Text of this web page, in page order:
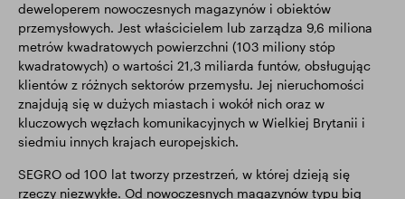
deweloperem nowoczesnych magazynów i obiektów
przemysłowych. Jest właścicielem lub zarządza 9,6 miliona
metrów kwadratowych powierzchni (103 miliony stóp
kwadratowych) o wartości 21,3 miliarda funtów, obsługując
klientów z różnych sektorów przemysłu. Jej nieruchomości
znajdują się w dużych miastach i wokół nich oraz w
kluczowych węzłach komunikacyjnych w Wielkiej Brytanii i
siedmiu innych krajach europejskich.
SEGRO od 100 lat tworzy przestrzeń, w której dzieją się
rzeczy niezwykłe. Od nowoczesnych magazynów typu big